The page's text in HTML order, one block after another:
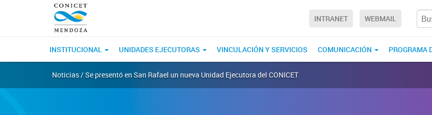
INTRANET WEBMAIL
INSTITUCIONAL UNIDADES EJECUTORAS VINCULACIÓN Y SERVICIOS COMUNICACIÓN PROGRAMA
Noticias / Se presentó en San Rafael un nueva Unidad Ejecutora del CONICET